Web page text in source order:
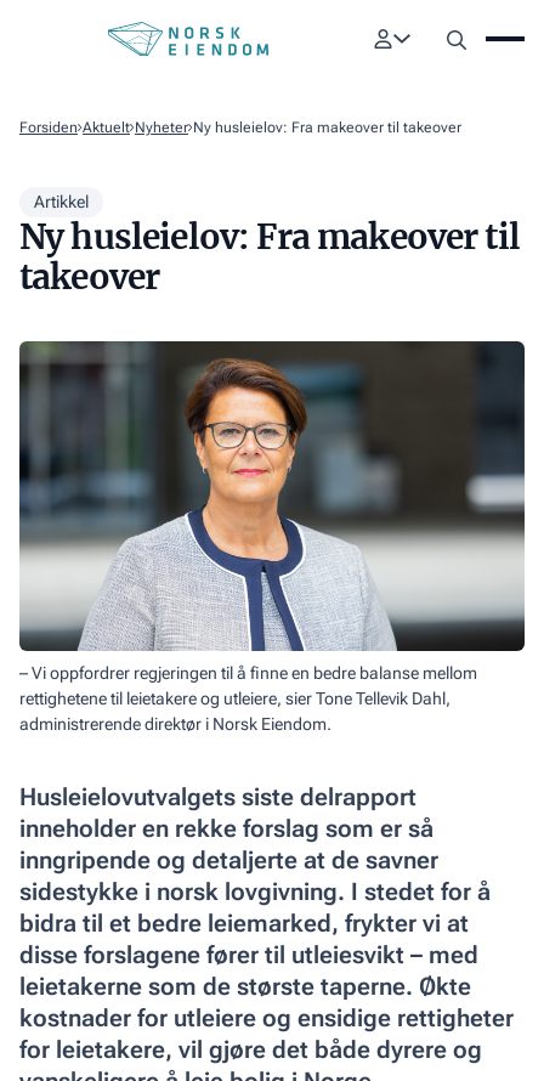
Forsiden Aktuelt Nyheter Ny husleielov: Fra makeover til takeover
Artikkel
Ny husleielov: Fra makeover til
takeover
– Vi oppfordrer regjeringen til å finne en bedre balanse mellom
rettighetene til leietakere og utleiere, sier Tone Tellevik Dahl,
administrerende direktør i Norsk Eiendom.
Husleielovutvalgets siste delrapport
inneholder en rekke forslag som er så
inngripende og detaljerte at de savner
sidestykke i norsk lovgivning. I stedet for å
bidra til et bedre leiemarked, frykter vi at
disse forslagene fører til utleiesvikt – med
leietakerne som de største taperne. Økte
kostnader for utleiere og ensidige rettigheter
for leietakere, vil gjøre det både dyrere og